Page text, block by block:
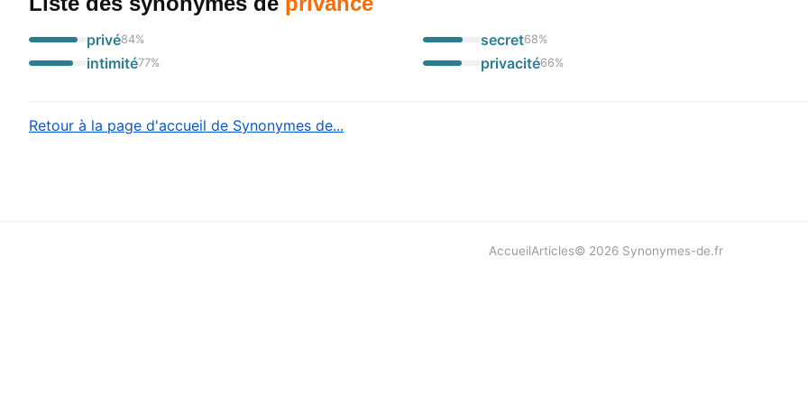
privé84%
intimité77%
secret68%
privacité66%
Retour à la page d'accueil de Synonymes de...
AccueilArticles© 2026 Synonymes-de.fr